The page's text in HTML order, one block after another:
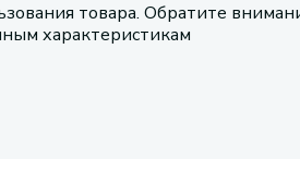
товара. Обратите
характеристикам